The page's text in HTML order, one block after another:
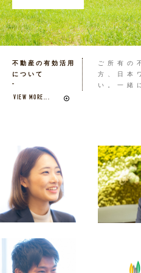
不動産の有効活用
について
VIEW MORE...
ご所有の
方、日本
い。一緒